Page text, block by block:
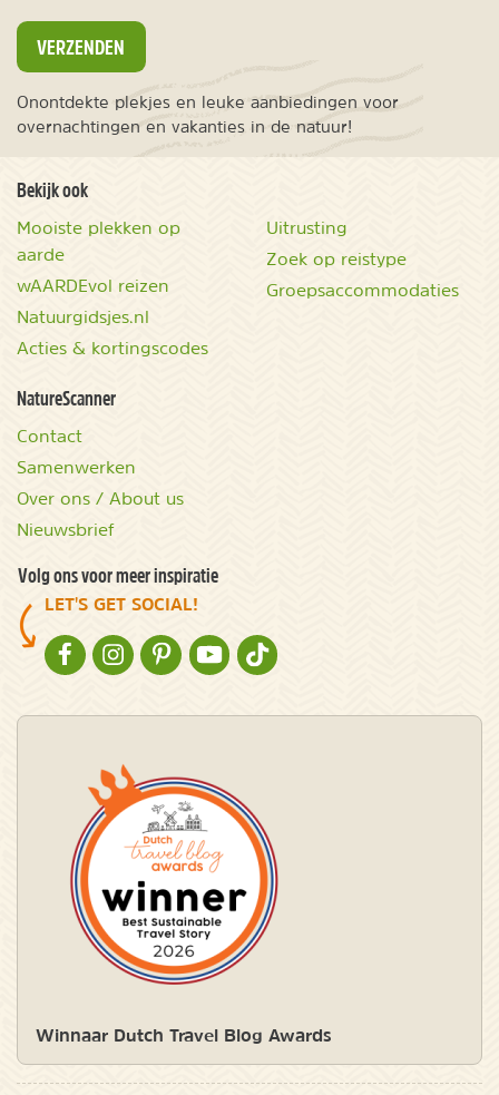
VERZENDEN
Onontdekte plekjes en leuke aanbiedingen voor
overnachtingen en vakanties in de natuur!
Bekijk ook
Mooiste plekken op
aarde
wAARDEvol reizen
Natuurgidsjes.nl
Acties & kortingscodes
Uitrusting
Zoek op reistype
Groepsaccommodaties
NatureScanner
Contact
Samenwerken
Over ons / About us
Nieuwsbrief
Volg ons voor meer inspiratie
LET'S GET SOCIAL!
NATURESCANNER OP FACEBOOK
NATURESCANNER OP INSTAGRAM
NATURESCANNER OP PINTEREST
NATURESCANNER OP YOUTUBE
NATURESCANNER OP TIKTOK
Winnaar Dutch Travel Blog Awards